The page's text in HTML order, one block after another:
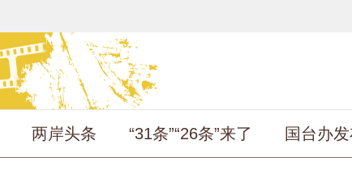
两岸头条 “31条”“26条”来了 国台办